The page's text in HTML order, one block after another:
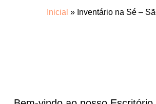
Inicial » Inventário na Sé –